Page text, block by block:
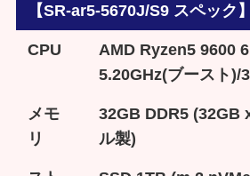
【SR-ar5-5670J/S9 スペック】
CPU
AMD Ryzen5 9600
5.20GHz(ブースト)/
メモ
リ
32GB DDR5 (32GB
ル製)